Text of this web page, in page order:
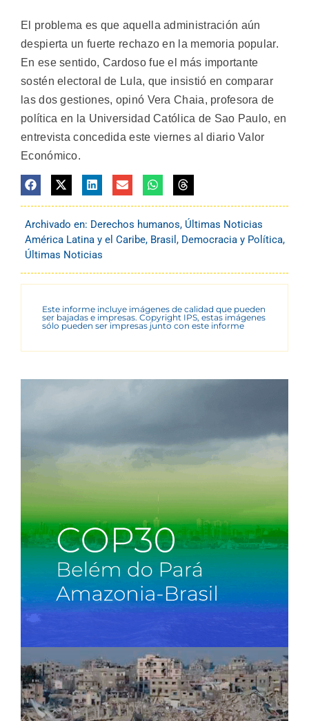
El problema es que aquella administración aún
despierta un fuerte rechazo en la memoria popular.
En ese sentido, Cardoso fue el más importante
sostén electoral de Lula, que insistió en comparar
las dos gestiones, opinó Vera Chaia, profesora de
política en la Universidad Católica de Sao Paulo, en
entrevista concedida este viernes al diario Valor
Económico.
Archivado en: Derechos humanos, Últimas Noticias
América Latina y el Caribe, Brasil , Democracia y Política,
Últimas Noticias
Este informe incluye imágenes de calidad que pueden
ser bajadas e impresas. Copyright IPS, estas imágenes
sólo pueden ser impresas junto con este informe